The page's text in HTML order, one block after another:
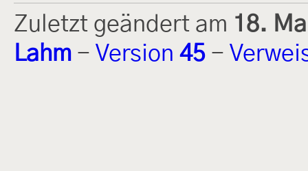
Zuletzt geändert am 18.
Lahm - Version 45 -